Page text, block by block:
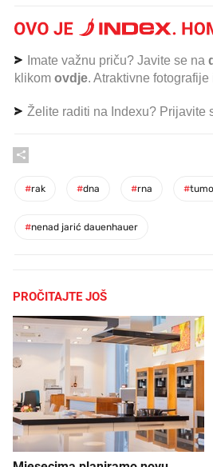
Imate važnu priču? Javite se na
klikom ovdje. Atraktivne
Želite raditi na Indexu? Prijavite
#rak #dna #rna #
#nenad jarić dauenhauer
PROČITAJTE JOŠ